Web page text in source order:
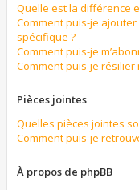
Quelle est la différence
Comment puis-je
spécifique ?
Comment puis-je
Comment puis-je
Pièces jointes
Quelles pièces jointes
Comment puis-je
À propos de phpBB